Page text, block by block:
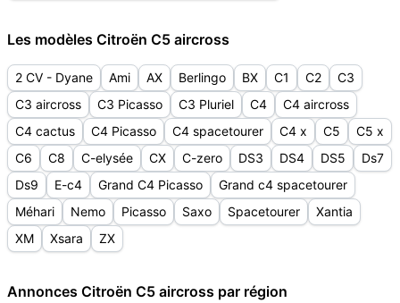
Les modèles Citroën C5 aircross
2 CV - Dyane Ami AX Berlingo BX C1 C2
C3
C3 aircross
C3 Picasso C3 Pluriel C4
C4 aircross
C4 cactus
C4 Picasso C4 spacetourer C4 x C5
C5 x
C6
C8 C-elysée CX C-zero DS3 DS4 DS5
Ds7
Ds9
E-c4 Grand C4 Picasso
Grand c4 spacetourer
Méhari
Nemo Picasso Saxo Spacetourer
Xantia
XM
Xsara ZX
Annonces Citroën C5 aircross par région